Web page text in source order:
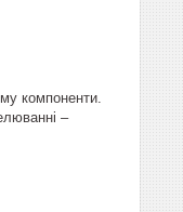
компоненти.
–